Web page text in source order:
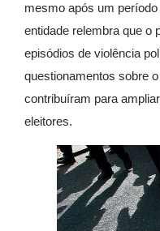
mesmo após um
entidade relembra que o
episódios de violência
questionamentos sobre
contribuíram para
eleitores.